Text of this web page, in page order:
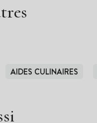
AIDES CULINAIRES